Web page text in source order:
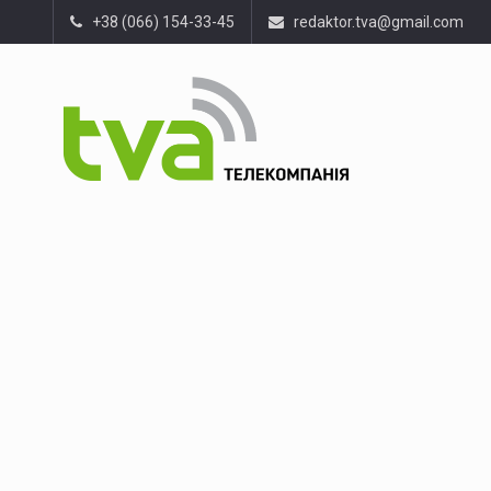
+38 (066) 154-33-45 redaktor.tva@gmail.com